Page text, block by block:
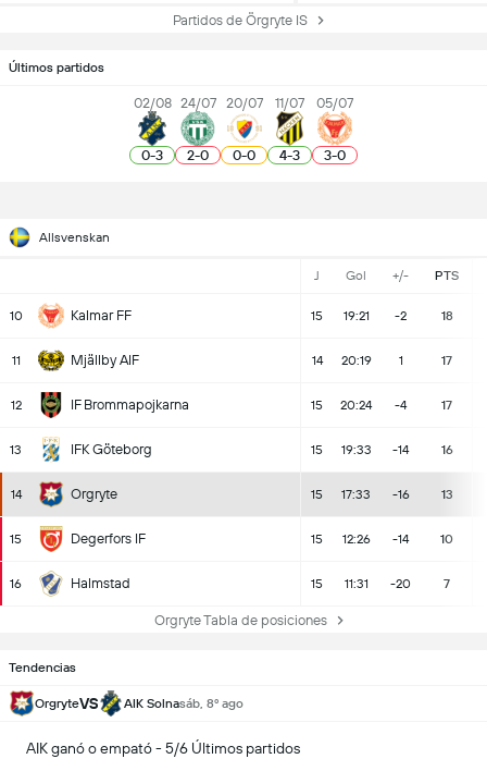
Partidos de Örgryte IS
Últimos partidos
02/08
0-3
24/07
2-0
20/07
0-0
11/07
4-3
05/07
3-0
Allsvenskan
J Gol +/- PTS
10 Kalmar FF 15 19:21 -2 18
11 Mjällby AIF 14 20:19 1 17
12 IF Brommapojkarna 15 20:24 -4 17
13 IFK Göteborg 15 19:33 -14 16
14 Orgryte 15 17:33 -16 13
15 Degerfors IF 15 12:26 -14 10
16 Halmstad 15 11:31 -20 7
Orgryte Tabla de posiciones
Tendencias
OrgryteVS AIK Solnasáb, 8º ago
AIK ganó o empató - 5/6 Últimos partidos